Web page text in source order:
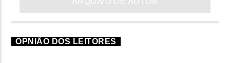
OPNIÃO DOS LEITORES